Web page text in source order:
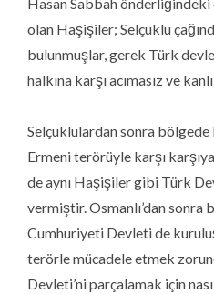
Hasan Sabbah
olan Haşişiler; Selçuklu
bulunmuşlar, gerek Türk
halkına karşı acımasız ve
Selçuklulardan sonra
Ermeni terörüyle karşı
de aynı Haşişiler gibi Türk
vermiştir. Osmanlı’dan
Cumhuriyeti Devleti de
terörle mücadele etmek
Devleti’ni parçalamak için